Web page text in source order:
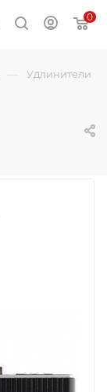
0
— Удлинители